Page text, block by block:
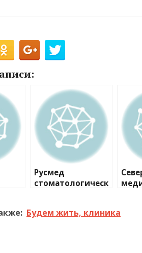
Русмед
стоматологическ
Будем жить, клиника